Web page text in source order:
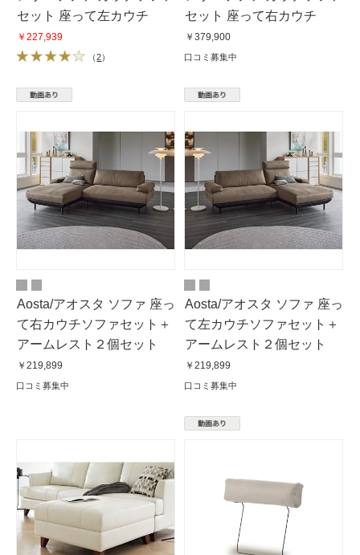
セット 座って左カウチ
￥227,939
（2）
セット 座って右カウチ
￥379,900
口コミ募集中
Aosta/アオスタ ソファ 座っ
て右カウチソファセット＋
アームレスト２個セット
￥219,899
口コミ募集中
Aosta/アオスタ ソファ 座っ
て左カウチソファセット＋
アームレスト２個セット
￥219,899
口コミ募集中